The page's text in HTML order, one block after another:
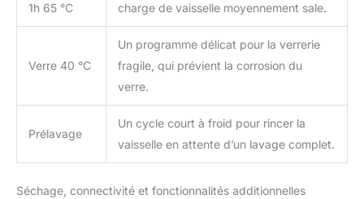
1h 65 °C
charge de vaisselle moyennement sale.
Verre 40 °C
Un programme délicat pour la verrerie
fragile, qui prévient la corrosion du
verre.
Prélavage
Un cycle court à froid pour rincer la
vaisselle en attente d’un lavage complet.
Séchage, connectivité et fonctionnalités additionnelles